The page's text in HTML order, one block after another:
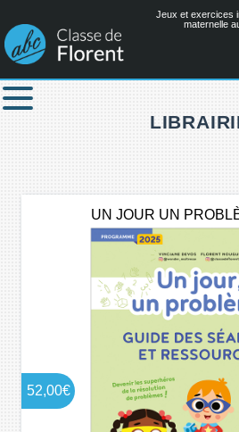
Jeux et exercices
maternelle
UN JOUR UN
52,00€